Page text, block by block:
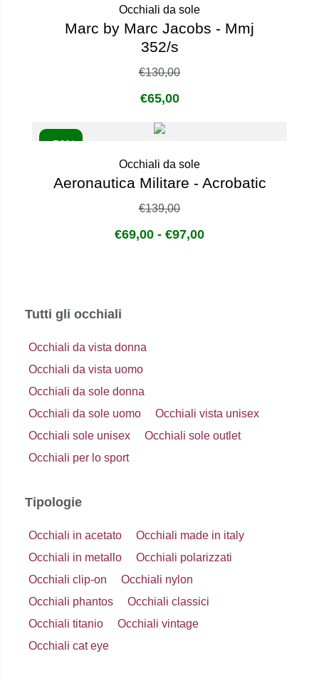
Occhiali da sole
Marc by Marc Jacobs - Mmj
352/s
€130,00
€65,00
- 50%
Occhiali da sole
Aeronautica Militare - Acrobatic
€139,00
€69,00 - €97,00
Tutti gli occhiali
Occhiali da vista donna
Occhiali da vista uomo
Occhiali da sole donna
Occhiali da sole uomo
Occhiali vista unisex
Occhiali sole unisex
Occhiali sole outlet
Occhiali per lo sport
Tipologie
Occhiali in acetato
Occhiali made in italy
Occhiali in metallo
Occhiali polarizzati
Occhiali clip-on
Occhiali nylon
Occhiali phantos
Occhiali classici
Occhiali titanio
Occhiali vintage
Occhiali cat eye